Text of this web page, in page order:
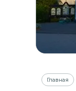
Главная